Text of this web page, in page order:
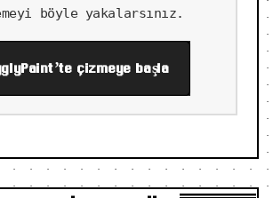
böyle yakalarsınız.
çizmeye başla